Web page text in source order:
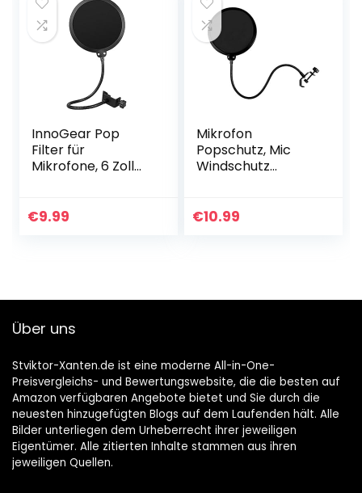
InnoGear Pop
Filter für
Mikrofone, 6 Zoll
Filter mit Stand
€9.99
Mikrofon
Popschutz, Mic
Windschutz
e Pop Filter,
€10.99
Über uns
Stviktor-Xanten.de ist eine moderne All-in-One-
Preisvergleichs- und Bewertungswebsite, die die besten auf
Amazon verfügbaren Angebote bietet und Sie durch die
neuesten hinzugefügten Blogs auf dem Laufenden hält. Alle
Bilder unterliegen dem Urheberrecht ihrer jeweiligen
Eigentümer. Alle zitierten Inhalte stammen aus ihren
jeweiligen Quellen.